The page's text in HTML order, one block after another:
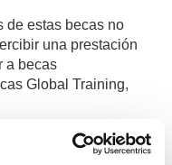
de estas becas no
una prestación
a becas
Global Training,